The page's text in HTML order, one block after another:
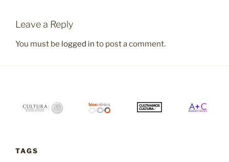
Leave a Reply
You must be logged in to post a comment.
TAGS